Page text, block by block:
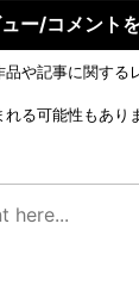
ー/コメント
品や記事に関する
る可能性もあり